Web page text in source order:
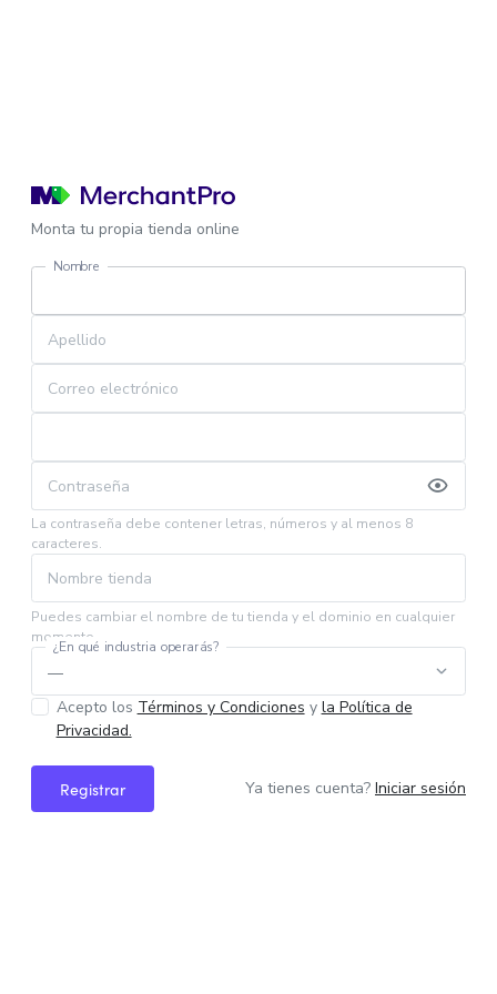
Monta tu propia tienda online
Nombre
Apellido
Correo electrónico
Contraseña
La contraseña debe contener letras, números y al menos 8
caracteres.
Nombre tienda
Puedes cambiar el nombre de tu tienda y el dominio en cualquier
momento.
¿En qué industria operarás?
Acepto los Términos y Condiciones y la Política de
Privacidad.
Registrar Ya tienes cuenta? Iniciar sesión